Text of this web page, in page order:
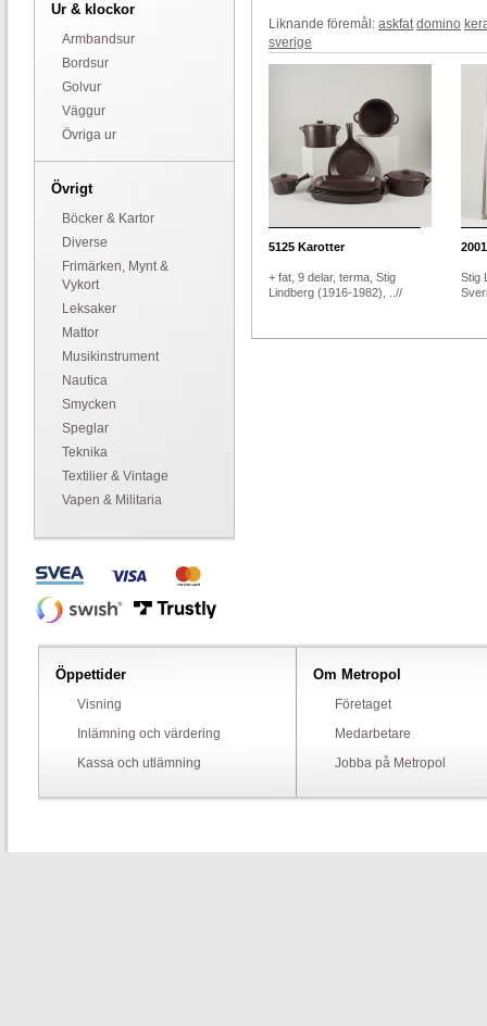
Ur & klockor
Armbandsur
Bordsur
Golvur
Väggur
Övriga ur
Övrigt
Böcker & Kartor
Diverse
Frimärken, Mynt &
Vykort
Leksaker
Mattor
Musikinstrument
Nautica
Smycken
Speglar
Teknika
Textilier & Vintage
Vapen & Militaria
Liknande föremål: askfat domino
sverige
5125 Karotter
+ fat, 9 delar, terma, Stig
Lindberg (1916-1982), ..//
2001
Stig
Öppettider
Visning
Inlämning och värdering
Kassa och utlämning
Om Metropol
Företaget
Medarbetare
Jobba på Metropol